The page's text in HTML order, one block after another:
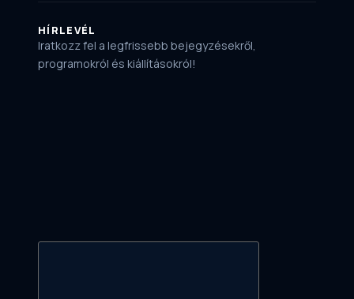
HÍRLEVÉL
Iratkozz fel a legfrissebb bejegyzésekről,
programokról és kiállításokról!